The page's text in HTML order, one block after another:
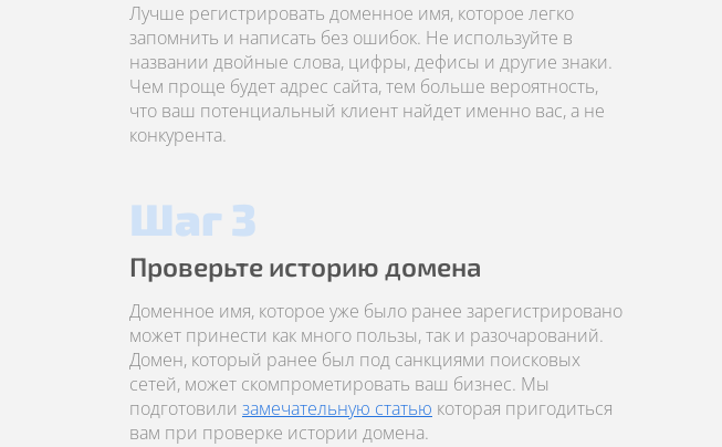
Лучше регистрировать доменное имя, которое легко
запомнить и написать без ошибок. Не используйте в
названии двойные слова, цифры, дефисы и другие знаки.
Чем проще будет адрес сайта, тем больше вероятность,
что ваш потенциальный клиент найдет именно вас, а не
конкурента.
Шаг 3
Проверьте историю домена
Доменное имя, которое уже было ранее зарегистрировано
может принести как много пользы, так и разочарований.
Домен, который ранее был под санкциями поисковых
сетей, может скомпрометировать ваш бизнес. Мы
подготовили замечательную статью которая пригодиться
вам при проверке истории домена.